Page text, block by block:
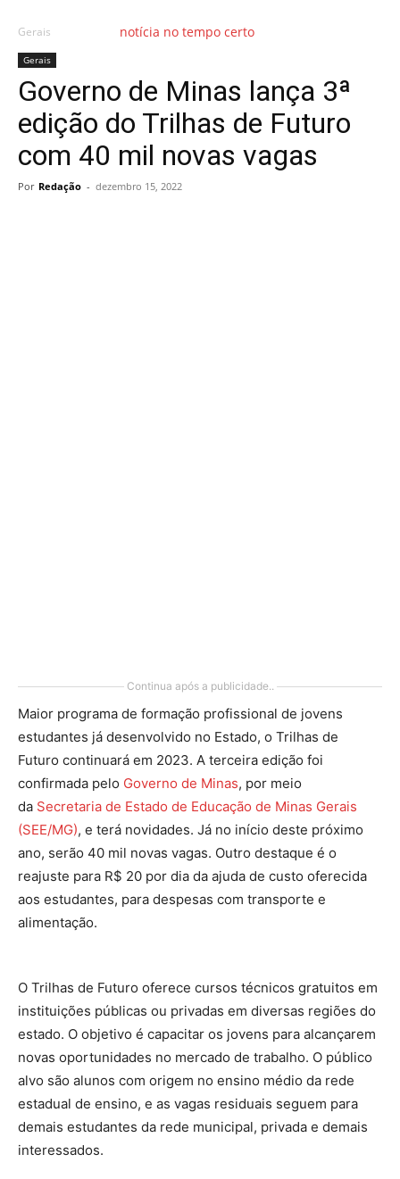
Gerais
Gerais
Governo de Minas lança 3ª
edição do Trilhas de Futuro
com 40 mil novas vagas
Por Redação - dezembro 15, 2022
Continua após a publicidade..
Maior programa de formação profissional de jovens
estudantes já desenvolvido no Estado, o Trilhas de
Futuro continuará em 2023. A terceira edição foi
confirmada pelo Governo de Minas, por meio
da Secretaria de Estado de Educação de Minas Gerais
(SEE/MG), e terá novidades. Já no início deste próximo
ano, serão 40 mil novas vagas. Outro destaque é o
reajuste para R$ 20 por dia da ajuda de custo oferecida
aos estudantes, para despesas com transporte e
alimentação.
O Trilhas de Futuro oferece cursos técnicos gratuitos em
instituições públicas ou privadas em diversas regiões do
estado. O objetivo é capacitar os jovens para alcançarem
novas oportunidades no mercado de trabalho. O público
alvo são alunos com origem no ensino médio da rede
estadual de ensino, e as vagas residuais seguem para
demais estudantes da rede municipal, privada e demais
interessados.